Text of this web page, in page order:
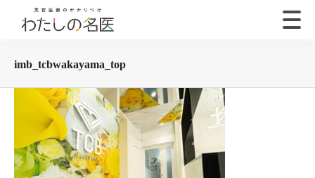
imb_tcbwakayama_top